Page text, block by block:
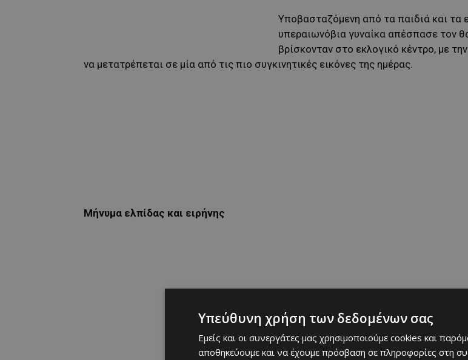
Υποβασταζόμενη από τα παιδιά και τα
υπεραιωνόβια γυναίκα απέσπασε τον
βρίσκονταν στο εκλογικό κέντρο, με
να μετατρέπεται σε μία από τις πιο συγκινητικές εικόνες της ημέρας.
Μήνυμα ελπίδας και ειρήνης
Υπεύθυνη χρήση των δεδομένων σας
Εμείς και οι συνεργάτες μας χρησιμοποιούμε cookies και
αποθηκεύουμε και να έχουμε πρόσβαση σε πληροφορίες στη